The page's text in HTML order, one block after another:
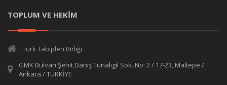
TOPLUM VE HEKİM
Türk Tabipleri Birliği
GMK Bulvarı Şehit Daniş Tunalıgil Sok. No: 2 / 17-23, Maltepe /
Ankara / TÜRKİYE